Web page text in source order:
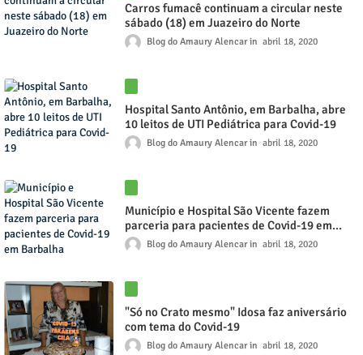
Carros fumacê continuam a circular neste
sábado (18) em Juazeiro do Norte
Blog do Amaury Alencar abril 18, 2020
Hospital Santo Antônio, em Barbalha, abre
10 leitos de UTI Pediátrica para Covid-19
Blog do Amaury Alencar abril 18, 2020
Município e Hospital São Vicente fazem
parceria para pacientes de Covid-19 em
BarbalhaBlog do Amaury Alencar abril 18, 2020
"Só no Crato mesmo" Idosa faz aniversário
com tema do Covid-19
Blog do Amaury Alencar abril 18, 2020